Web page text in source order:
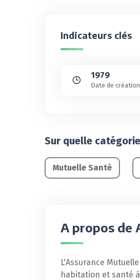
Indicateurs clés
1979
Date de création
Sur quelle
Mutuelle Santé
A propos de
L'Assurance
habitation et santé